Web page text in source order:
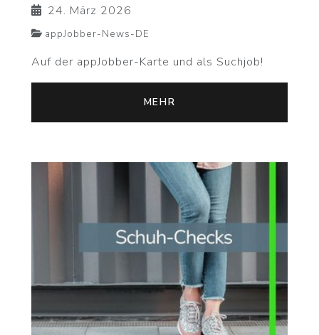
24. März 2026
appJobber-News-DE
Auf der appJobber-Karte und als Suchjob!
MEHR